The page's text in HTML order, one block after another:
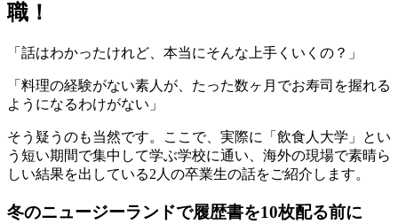
職！
「話はわかったけれど、本当にそんな上手くいくの？」
「料理の経験がない素人が、たった数ヶ月でお寿司を握れる
ようになるわけがない」
そう疑うのも当然です。ここで、実際に「飲食人大学」とい
う短い期間で集中して学ぶ学校に通い、海外の現場で素晴ら
しい結果を出している2人の卒業生の話をご紹介します。
冬のニュージーランドで履歴書を10枚配る前に